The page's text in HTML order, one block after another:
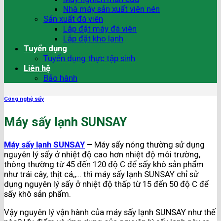
Nhà máy sản xuất viên nén
Sản xuất đá viên
Lắp đặt máy đá viên
Lắp đặt kho lạnh
Tuyển dụng
Tuyển dụng thực tập sinh
Liên hệ
Bảo hành
Công nghệ sấy
Máy sấy lạnh SUNSAY
Máy sấy lạnh SUNSAY – Máy sấy nóng thường sử dụng
nguyên lý sấy ở nhiệt độ cao hơn nhiệt độ môi trường,
thông thường từ 45 đến 120 độ C để sấy khô sản phẩm
như trái cây, thịt cá,,… thì máy sấy lạnh SUNSAY chỉ sử
dụng nguyên lý sấy ở nhiệt độ thấp từ 15 đến 50 độ C để
sấy khô sản phẩm.
Vậy nguyên lý vận hành của máy sấy lạnh SUNSAY như thế